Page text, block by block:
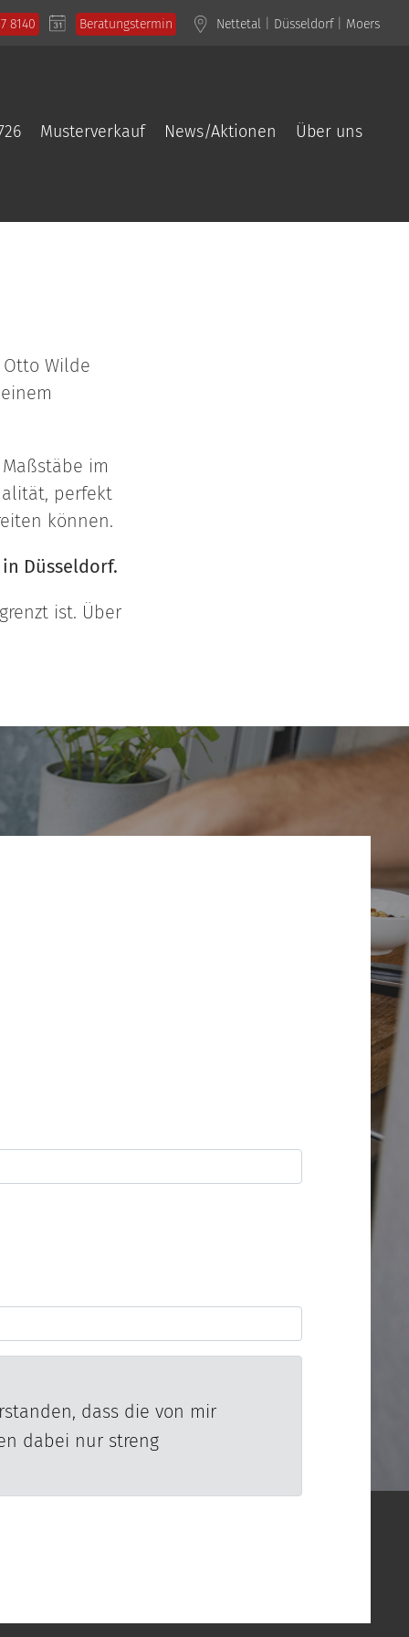
8140 Beratungstermin Nettetal Düsseldorf| Moers
Musterverkauf News/Aktionen Über uns
Wilde
im
perfekt
können.
in Düsseldorf.
ist. Über
dass die von mir
dabei nur streng